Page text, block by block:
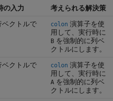
の入力 考えられる解決策
クトルで
colon 演算子を使
用して、実行時に
Bを強制的に列ベ
クトルにします。
クトルで
colon 演算子を使
用して、実行時に
Aを強制的に列ベ
クトルにします。